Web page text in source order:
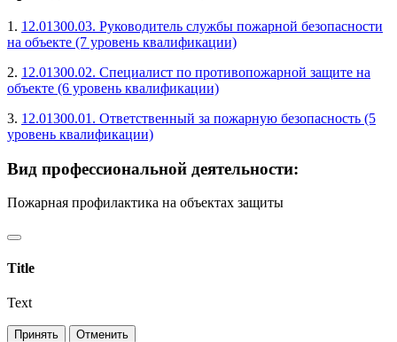
1. 12.01300.03. Руководитель службы пожарной безопасности
на объекте (7 уровень квалификации)
2. 12.01300.02. Специалист по противопожарной защите на
объекте (6 уровень квалификации)
3. 12.01300.01. Ответственный за пожарную безопасность (5
уровень квалификации)
Вид профессиональной деятельности:
Пожарная профилактика на объектах защиты
Title
Text
Принять Отменить